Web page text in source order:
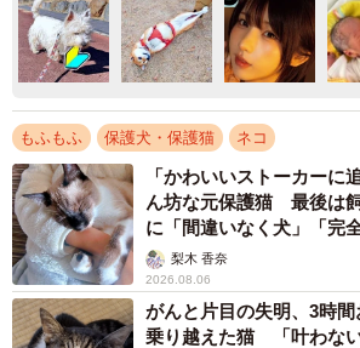
もふもふ 保護犬・保護猫 ネコ
「かわいいストーカーに
ん坊な元保護猫 最後は
に「間違いなく犬」「完
梨木 香奈
2026.08.06
がんと片目の失明、3時
乗り越えた猫 「叶わな